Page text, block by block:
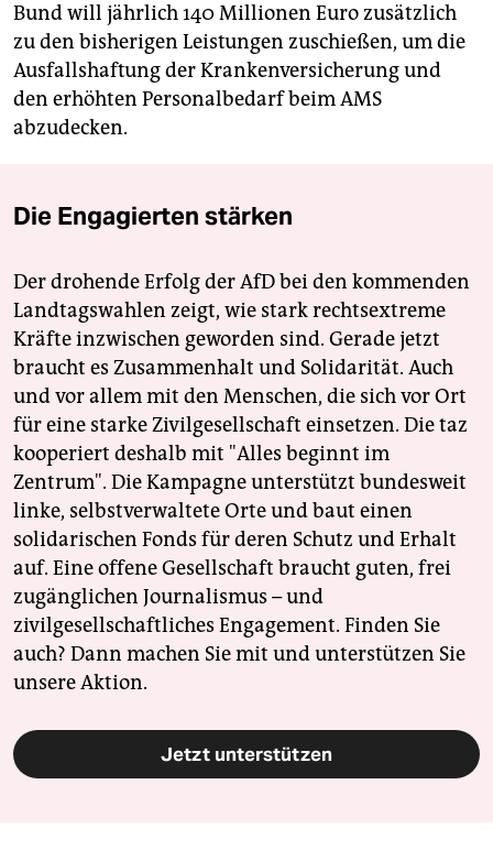
Bund will jährlich 140 Millionen Euro zusätzlich
zu den bisherigen Leistungen zuschießen, um die
Ausfallshaftung der Krankenversicherung und
den erhöhten Personalbedarf beim AMS
abzudecken.
Die Engagierten stärken
Der drohende Erfolg der AfD bei den kommenden
Landtagswahlen zeigt, wie stark rechtsextreme
Kräfte inzwischen geworden sind. Gerade jetzt
braucht es Zusammenhalt und Solidarität. Auch
und vor allem mit den Menschen, die sich vor Ort
für eine starke Zivilgesellschaft einsetzen. Die taz
kooperiert deshalb mit "Alles beginnt im
Zentrum". Die Kampagne unterstützt bundesweit
linke, selbstverwaltete Orte und baut einen
solidarischen Fonds für deren Schutz und Erhalt
auf. Eine offene Gesellschaft braucht guten, frei
zugänglichen Journalismus – und
zivilgesellschaftliches Engagement. Finden Sie
auch? Dann machen Sie mit und unterstützen Sie
unsere Aktion.
Jetzt unterstützen